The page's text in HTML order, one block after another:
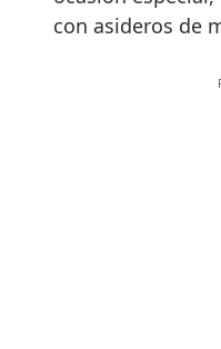
con asideros de